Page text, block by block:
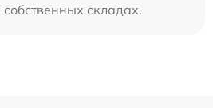
складах.